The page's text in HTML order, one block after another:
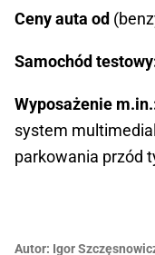
Ceny auta od
Samochód
Wyposażenie
system
parkowania przód
Autor: Igor